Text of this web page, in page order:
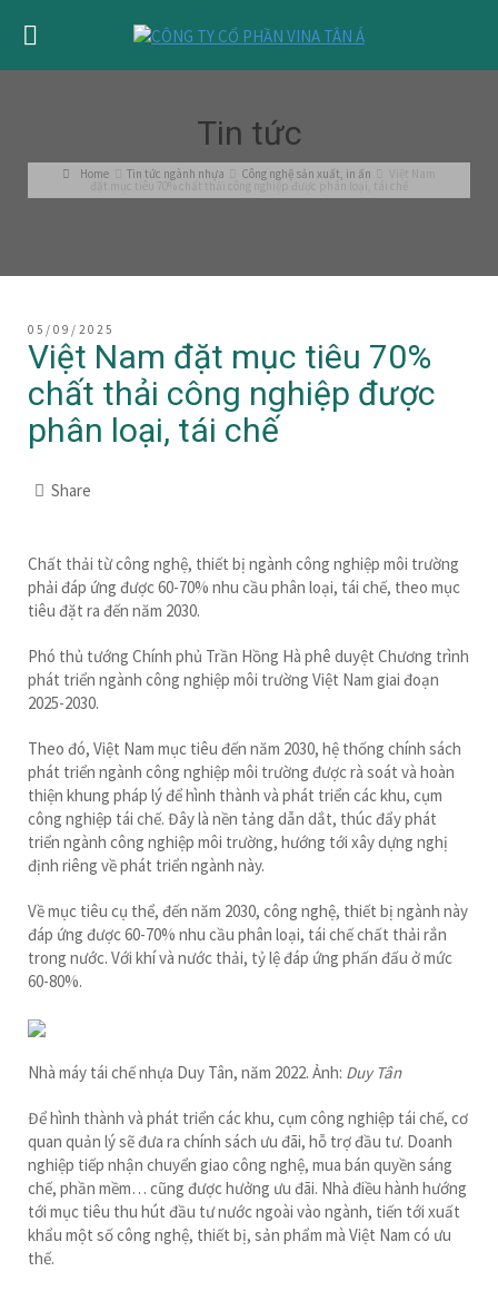
Tin tức
Home Tin tức ngành nhựa Công nghệ sản xuất, in ấn Việt Nam
đặt mục tiêu 70% chất thải công nghiệp được phân loại, tái chế
05/09/2025
Việt Nam đặt mục tiêu 70%
chất thải công nghiệp được
phân loại, tái chế
Share
Chất thải từ công nghệ, thiết bị ngành công nghiệp môi trường
phải đáp ứng được 60-70% nhu cầu phân loại, tái chế, theo mục
tiêu đặt ra đến năm 2030.
Phó thủ tướng Chính phủ Trần Hồng Hà phê duyệt Chương trình
phát triển ngành công nghiệp môi trường Việt Nam giai đoạn
2025-2030.
Theo đó, Việt Nam mục tiêu đến năm 2030, hệ thống chính sách
phát triển ngành công nghiệp môi trường được rà soát và hoàn
thiện khung pháp lý để hình thành và phát triển các khu, cụm
công nghiệp tái chế. Đây là nền tảng dẫn dắt, thúc đẩy phát
triển ngành công nghiệp môi trường, hướng tới xây dựng nghị
định riêng về phát triển ngành này.
Về mục tiêu cụ thể, đến năm 2030, công nghệ, thiết bị ngành này
đáp ứng được 60-70% nhu cầu phân loại, tái chế chất thải rắn
trong nước. Với khí và nước thải, tỷ lệ đáp ứng phấn đấu ở mức
60-80%.
Nhà máy tái chế nhựa Duy Tân, năm 2022. Ảnh: Duy Tân
Để hình thành và phát triển các khu, cụm công nghiệp tái chế, cơ
quan quản lý sẽ đưa ra chính sách ưu đãi, hỗ trợ đầu tư. Doanh
nghiệp tiếp nhận chuyển giao công nghệ, mua bán quyền sáng
chế, phần mềm… cũng được hưởng ưu đãi. Nhà điều hành hướng
tới mục tiêu thu hút đầu tư nước ngoài vào ngành, tiến tới xuất
khẩu một số công nghệ, thiết bị, sản phẩm mà Việt Nam có ưu
thế.